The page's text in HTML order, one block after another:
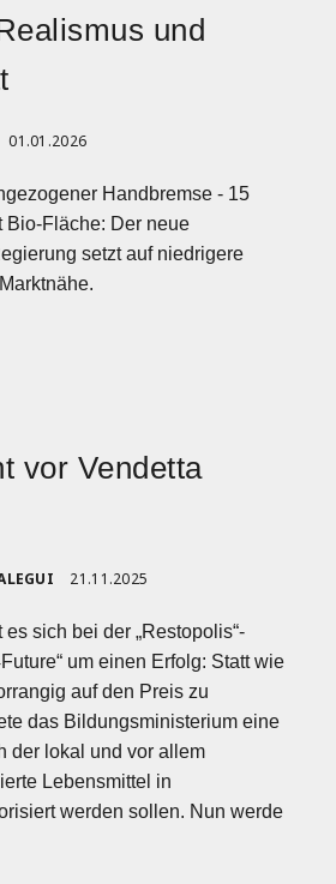
und
01.01.2026
Handbremse - 15
Bio-Fläche: Der neue
setzt auf niedrigere
vor Vendetta
21.11.2025
sich bei der „Restopolis“-
um einen Erfolg: Statt wie
auf den Preis zu
das Bildungsministerium eine
der lokal und vor allem
Lebensmittel in
werden sollen. Nun werde